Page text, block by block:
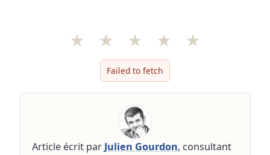
★ ★ ★ ★ ★
Failed to fetch
Article écrit parJulien Gourdon, consultant